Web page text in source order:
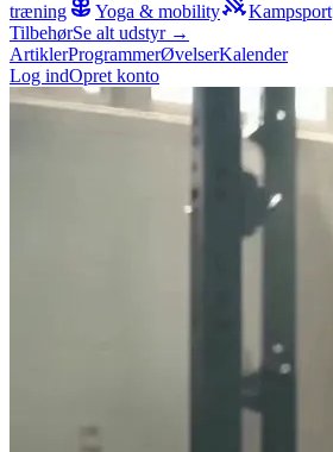
træning
Yoga & mobility Kampsport
TilbehørSe alt udstyr →
ArtiklerProgrammerØvelserKalender
Log indOpret konto